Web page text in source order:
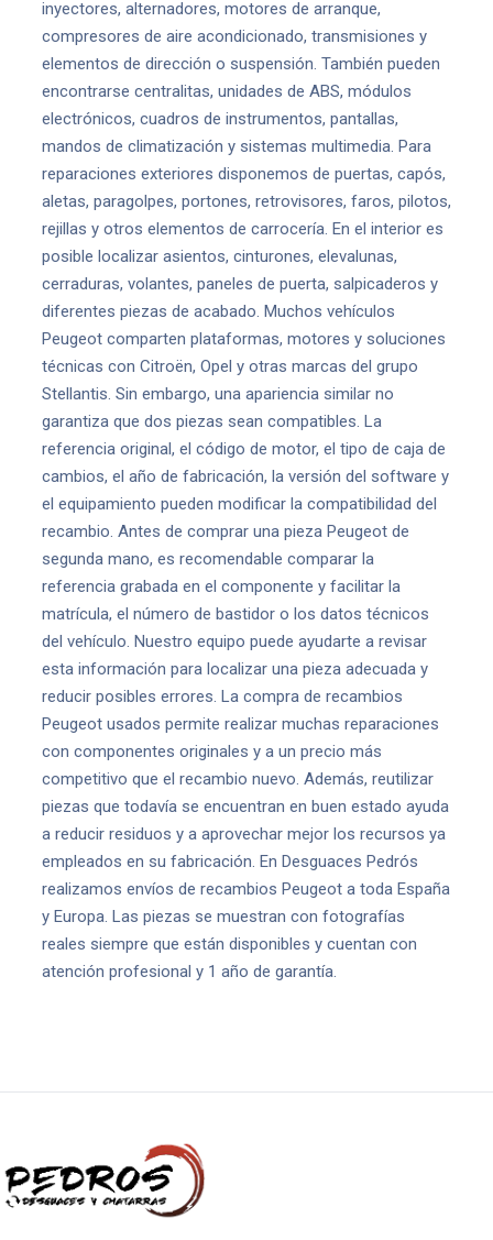
inyectores, alternadores, motores de arranque,
compresores de aire acondicionado, transmisiones y
elementos de dirección o suspensión. También pueden
encontrarse centralitas, unidades de ABS, módulos
electrónicos, cuadros de instrumentos, pantallas,
mandos de climatización y sistemas multimedia. Para
reparaciones exteriores disponemos de puertas, capós,
aletas, paragolpes, portones, retrovisores, faros, pilotos,
rejillas y otros elementos de carrocería. En el interior es
posible localizar asientos, cinturones, elevalunas,
cerraduras, volantes, paneles de puerta, salpicaderos y
diferentes piezas de acabado. Muchos vehículos
Peugeot comparten plataformas, motores y soluciones
técnicas con Citroën, Opel y otras marcas del grupo
Stellantis. Sin embargo, una apariencia similar no
garantiza que dos piezas sean compatibles. La
referencia original, el código de motor, el tipo de caja de
cambios, el año de fabricación, la versión del software y
el equipamiento pueden modificar la compatibilidad del
recambio. Antes de comprar una pieza Peugeot de
segunda mano, es recomendable comparar la
referencia grabada en el componente y facilitar la
matrícula, el número de bastidor o los datos técnicos
del vehículo. Nuestro equipo puede ayudarte a revisar
esta información para localizar una pieza adecuada y
reducir posibles errores. La compra de recambios
Peugeot usados permite realizar muchas reparaciones
con componentes originales y a un precio más
competitivo que el recambio nuevo. Además, reutilizar
piezas que todavía se encuentran en buen estado ayuda
a reducir residuos y a aprovechar mejor los recursos ya
empleados en su fabricación. En Desguaces Pedrós
realizamos envíos de recambios Peugeot a toda España
y Europa. Las piezas se muestran con fotografías
reales siempre que están disponibles y cuentan con
atención profesional y 1 año de garantía.